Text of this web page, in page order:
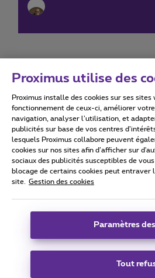
Conditions d'utilisation
Tous droits réservés. © 2026
Conditions générales, info
Coordonnées de l’entreprise
Boulevard du Roi Albert II 27 - B-
Proximus utilise des
Proximus installe des cookies sur ses sites
fonctionnement de ceux-ci, améliorer
navigation, analyser l’utilisation, et
publicités sur base de vos centres
lesquels Proximus collabore peuvent
cookies sur nos sites afin d’afficher sur
sociaux des publicités susceptibles de
blocage de certains cookies peut entraver
site.
Gestion des cookies
Paramètres
Tout